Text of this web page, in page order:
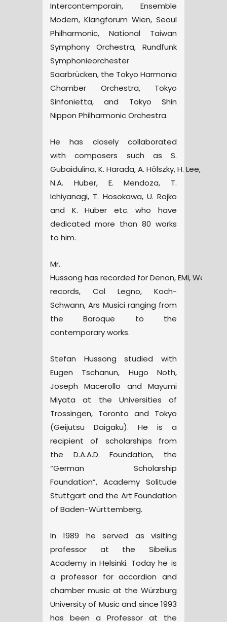
Intercontemporain, Ensemble
Modern, Klangforum Wien, Seoul
Philharmonic, National Taiwan
Symphony Orchestra, Rundfunk
Symphonieorchester
Saarbrücken, the Tokyo Harmonia
Chamber Orchestra, Tokyo
Sinfonietta, and Tokyo Shin
Nippon Philharmonic Orchestra.
He has closely collaborated
with composers such as S.
Gubaidulina, K. Harada, A. Hölszky, H. Lee, D.
N.A. Huber, E. Mendoza, T.
Ichiyanagi, T. Hosokawa, U. Rojko
and K. Huber etc. who have
dedicated more than 80 works
to him.
Mr.
Hussong has recorded for Denon, EMI, Wergo,
records, Col Legno, Koch-
Schwann, Ars Musici ranging from
the Baroque to the
contemporary works.
Stefan Hussong studied with
Eugen Tschanun, Hugo Noth,
Joseph Macerollo and Mayumi
Miyata at the Universities of
Trossingen, Toronto and Tokyo
(Geijutsu Daigaku). He is a
recipient of scholarships from
the D.A.A.D. Foundation, the
“German Scholarship
Foundation”, Academy Solitude
Stuttgart and the Art Foundation
of Baden-Württemberg.
In 1989 he served as visiting
professor at the Sibelius
Academy in Helsinki. Today he is
a professor for accordion and
chamber music at the Würzburg
University of Music and since 1993
has been a Professor at the